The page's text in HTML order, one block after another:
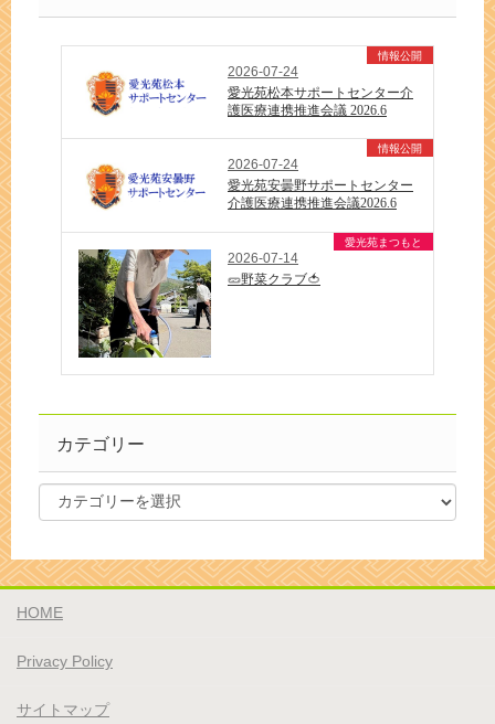
2026-07-24
情報公開
愛光苑松本サポートセンター介
護医療連携推進会議 2026.6
2026-07-24
情報公開
愛光苑安曇野サポートセンター
介護医療連携推進会議2026.6
2026-07-14
愛光苑まつもと
🥒野菜クラブ🍅
カテゴリー
HOME
Privacy Policy
サイトマップ